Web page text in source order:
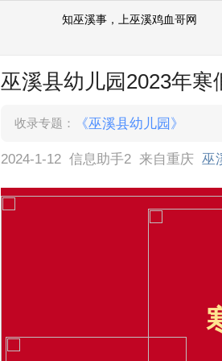
知巫溪事，上巫溪鸡血哥网
巫溪县幼儿园2023年
收录专题： 《巫溪县幼儿园》
2024-1-12 信息助手2 来自重庆 巫